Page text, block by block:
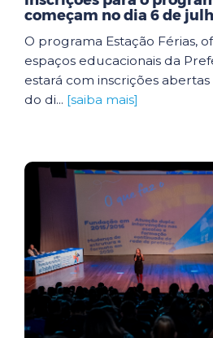
começam no dia 6 de
O programa Estação Férias,
espaços educacionais da
estará com inscrições
do di... [saiba mais]